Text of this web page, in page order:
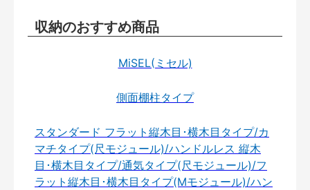
収納のおすすめ商品
MiSEL(ミセル)
側面棚柱タイプ
スタンダード フラット縦木目･横木目タイプ/カ
マチタイプ(尺モジュール)/ハンドルレス 縦木
目･横木目タイプ/通気タイプ(尺モジュール)/フ
ラット縦木目･横木目タイプ(Mモジュール)/ハン